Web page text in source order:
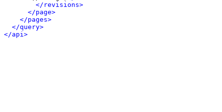
</revisions>
</page>
</pages>
</query>
</api>